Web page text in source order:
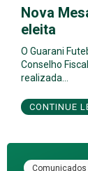
Nova
eleita
O Guarani
Conselho
realizada…
CONTINUE
Comunicados